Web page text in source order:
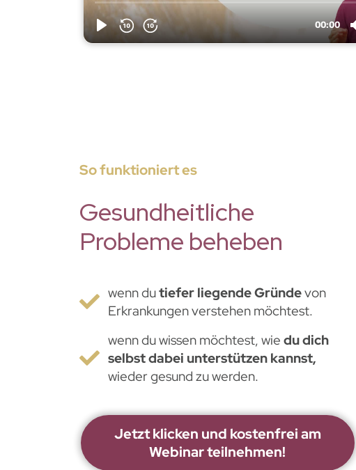
So funktioniert es
Gesundheitliche
Probleme beheben
wenn dutiefer liegende Gründevon
Erkrankungen verstehen möchtest.
wenn du wissen möchtest, wiedu dich
selbst dabei unterstützen kannst,
wieder gesund zu werden.
Jetzt klicken und kostenfrei am
Webinar teilnehmen!